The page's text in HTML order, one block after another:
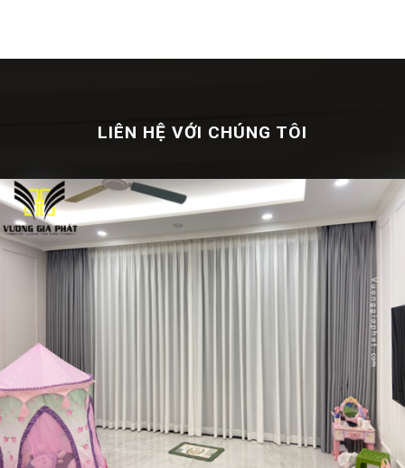
LIÊN HỆ VỚI CHÚNG TÔI